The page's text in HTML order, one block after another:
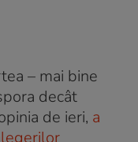
– mai bine
decât
de ieri, a